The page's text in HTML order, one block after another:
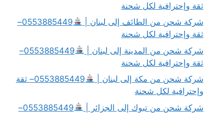
ثقة وإحترافية لكل شحنة
شركة شحن من الطائف إلى لبنان |
0553885449–
ثقة وإحترافية لكل شحنة
شركة شحن من المدينة إلى لبنان |
0553885449–
ثقة وإحترافية لكل شحنة
شركة شحن من مكة إلى لبنان |
0553885449– ثقة
وإحترافية لكل شحنة
شركة شحن من تبوك إلى الجزائر |
0553885449–